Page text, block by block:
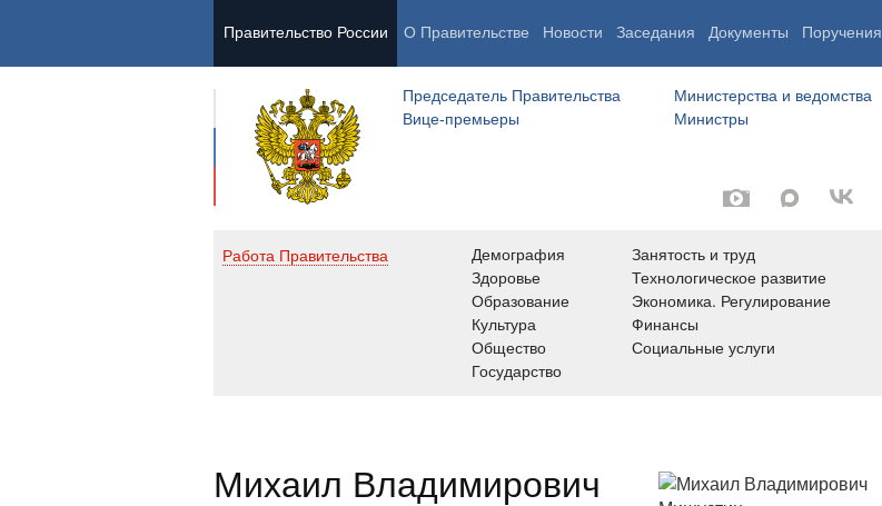
Правительство России О Правительстве Новости Заседания Документы Поручения
Председатель Правительства
Вице-премьеры
Министерства и ведомства
Министры
Работа Правительства
Демография
Здоровье
Образование
Культура
Общество
Государство
Занятость и труд
Технологическое развитие
Экономика. Регулирование
Финансы
Социальные услуги
Михаил Владимирович